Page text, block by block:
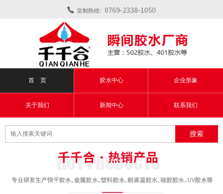
首 页 胶水中心 企业形象
关于我们 新闻中心 联系我们